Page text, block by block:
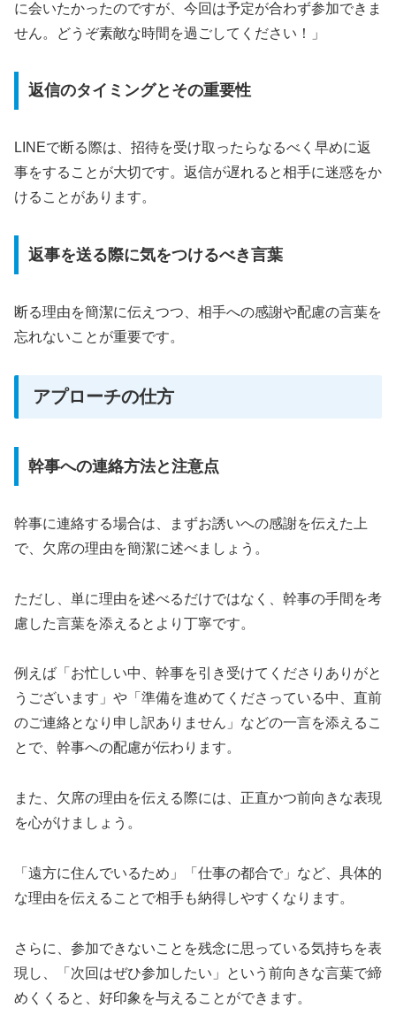
に会いたかったのですが、今回は予定が合わず参加できま
せん。どうぞ素敵な時間を過ごしてください！」
返信のタイミングとその重要性
LINEで断る際は、招待を受け取ったらなるべく早めに返
事をすることが大切です。返信が遅れると相手に迷惑をか
けることがあります。
返事を送る際に気をつけるべき言葉
断る理由を簡潔に伝えつつ、相手への感謝や配慮の言葉を
忘れないことが重要です。
アプローチの仕方
幹事への連絡方法と注意点
幹事に連絡する場合は、まずお誘いへの感謝を伝えた上
で、欠席の理由を簡潔に述べましょう。
ただし、単に理由を述べるだけではなく、幹事の手間を考
慮した言葉を添えるとより丁寧です。
例えば「お忙しい中、幹事を引き受けてくださりありがと
うございます」や「準備を進めてくださっている中、直前
のご連絡となり申し訳ありません」などの一言を添えるこ
とで、幹事への配慮が伝わります。
また、欠席の理由を伝える際には、正直かつ前向きな表現
を心がけましょう。
「遠方に住んでいるため」「仕事の都合で」など、具体的
な理由を伝えることで相手も納得しやすくなります。
さらに、参加できないことを残念に思っている気持ちを表
現し、「次回はぜひ参加したい」という前向きな言葉で締
めくくると、好印象を与えることができます。